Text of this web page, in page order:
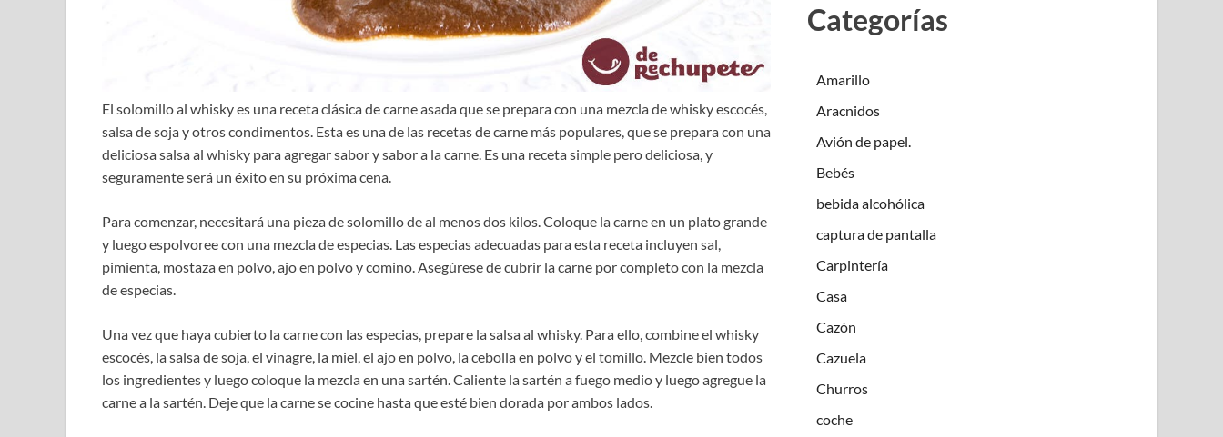
El solomillo al whisky es una receta clásica de carne asada que se prepara con una mezcla de whisky escocés,
salsa de soja y otros condimentos. Esta es una de las recetas de carne más populares, que se prepara con una
deliciosa salsa al whisky para agregar sabor y sabor a la carne. Es una receta simple pero deliciosa, y
seguramente será un éxito en su próxima cena.
Para comenzar, necesitará una pieza de solomillo de al menos dos kilos. Coloque la carne en un plato grande
y luego espolvoree con una mezcla de especias. Las especias adecuadas para esta receta incluyen sal,
pimienta, mostaza en polvo, ajo en polvo y comino. Asegúrese de cubrir la carne por completo con la mezcla
de especias.
Una vez que haya cubierto la carne con las especias, prepare la salsa al whisky. Para ello, combine el whisky
escocés, la salsa de soja, el vinagre, la miel, el ajo en polvo, la cebolla en polvo y el tomillo. Mezcle bien todos
los ingredientes y luego coloque la mezcla en una sartén. Caliente la sartén a fuego medio y luego agregue la
carne a la sartén. Deje que la carne se cocine hasta que esté bien dorada por ambos lados.
Categorías
Amarillo
Aracnidos
Avión de papel.
Bebés
bebida alcohólica
captura de pantalla
Carpintería
Casa
Cazón
Cazuela
Churros
coche